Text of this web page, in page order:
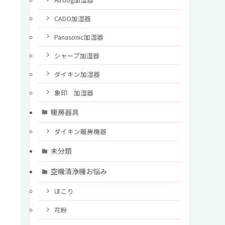
CADO加湿器
Panasonic加湿器
シャープ加湿器
ダイキン加湿器
象印 加湿器
暖房器具
ダイキン暖房機器
未分類
空機清浄機お悩み
ほこり
花粉